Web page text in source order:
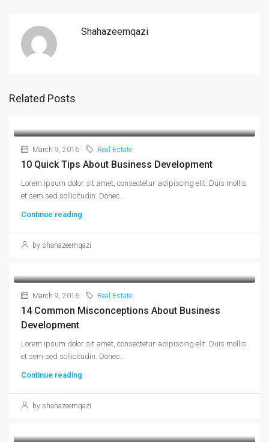
Shahazeemqazi
Related Posts
March 9, 2016 Real Estate
10 Quick Tips About Business Development
Lorem ipsum dolor sit amet, consectetur adipiscing elit. Duis mollis
et sem sed sollicitudin. Donec...
Continue reading
by shahazeemqazi
March 9, 2016 Real Estate
14 Common Misconceptions About Business
Development
Lorem ipsum dolor sit amet, consectetur adipiscing elit. Duis mollis
et sem sed sollicitudin. Donec...
Continue reading
by shahazeemqazi